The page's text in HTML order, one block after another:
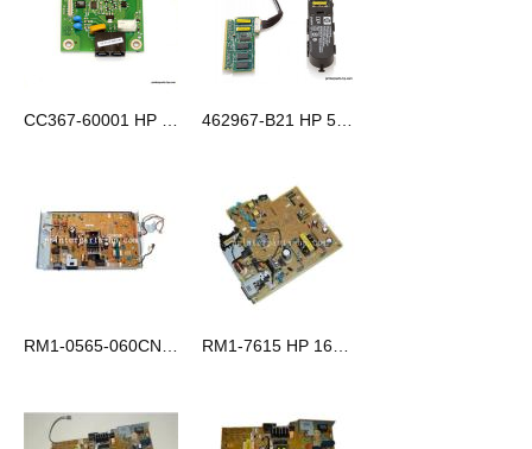
CC367-60001 HP Color LaserJet CM2320 传真卡 462967-B21 HP 512MB 电池供电储存 BBWC
RM1-0565-060CN HP 1300 电源板 220V RM1-7615 HP 1606/1566/1536/P1606dn 电源板 220V